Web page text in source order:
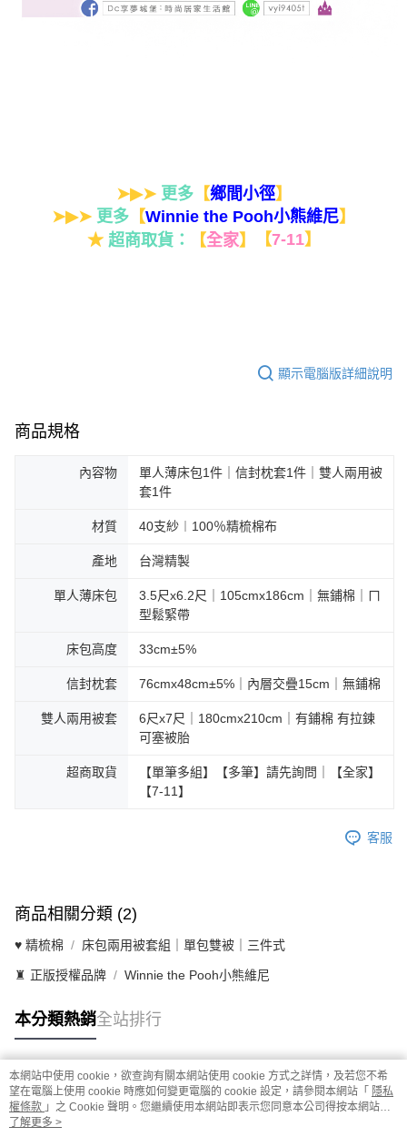
➤▶➤ 更多【鄉間小徑】
➤▶➤ 更多 【Winnie the Pooh小熊維尼】
★ 超商取貨： 【全家】 【7-11】
顯示電腦版詳細說明
商品規格
內容物
單人薄床包1件｜信封枕套1件｜雙人兩用被
套1件
材質 40支紗︱100％精梳棉布
產地 台灣精製
單人薄床包
3.5尺x6.2尺｜105cmx186cm｜無鋪棉｜ㄇ
型鬆緊帶
床包高度 33cm±5%
信封枕套 76cmx48cm±5℅｜內層交疊15cm｜無鋪棉
雙人兩用被套
6尺x7尺｜180cmx210cm｜有鋪棉 有拉鍊
可塞被胎
超商取貨
【單筆多組】【多筆】請先詢問｜【全家】
【7-11】
客服
商品相關分類 (2)
♥ 精梳棉 床包兩用被套組｜單包雙被｜三件式
♜ 正版授權品牌 Winnie the Pooh小熊維尼
本分類熱銷全站排行
熱門標籤
本網站中使用 cookie，欲查詢有關本網站使用 cookie 方式之詳情，及若您不希
望在電腦上使用 cookie 時應如何變更電腦的 cookie 設定，請參閱本網站「 隱私
權條款 」之 Cookie 聲明。您繼續使用本網站即表示您同意本公司得按本網站使
用條款之 Cookie 聲明使用 cookie。
了解更多 >